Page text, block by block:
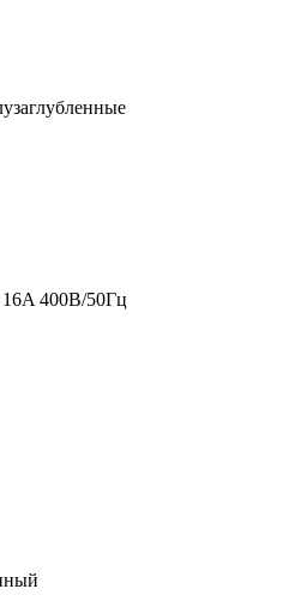
400В/50Гц